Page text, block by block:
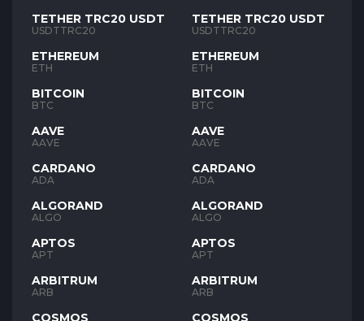
TETHER TRC20 USDT
USDTTRC20
ETHEREUM
ETH
BITCOIN
BTC
AAVE
AAVE
CARDANO
ADA
ALGORAND
ALGO
APTOS
APT
ARBITRUM
ARB
COSMOS
TETHER TRC20 USDT
USDTTRC20
ETHEREUM
ETH
BITCOIN
BTC
AAVE
AAVE
CARDANO
ADA
ALGORAND
ALGO
APTOS
APT
ARBITRUM
ARB
COSMOS